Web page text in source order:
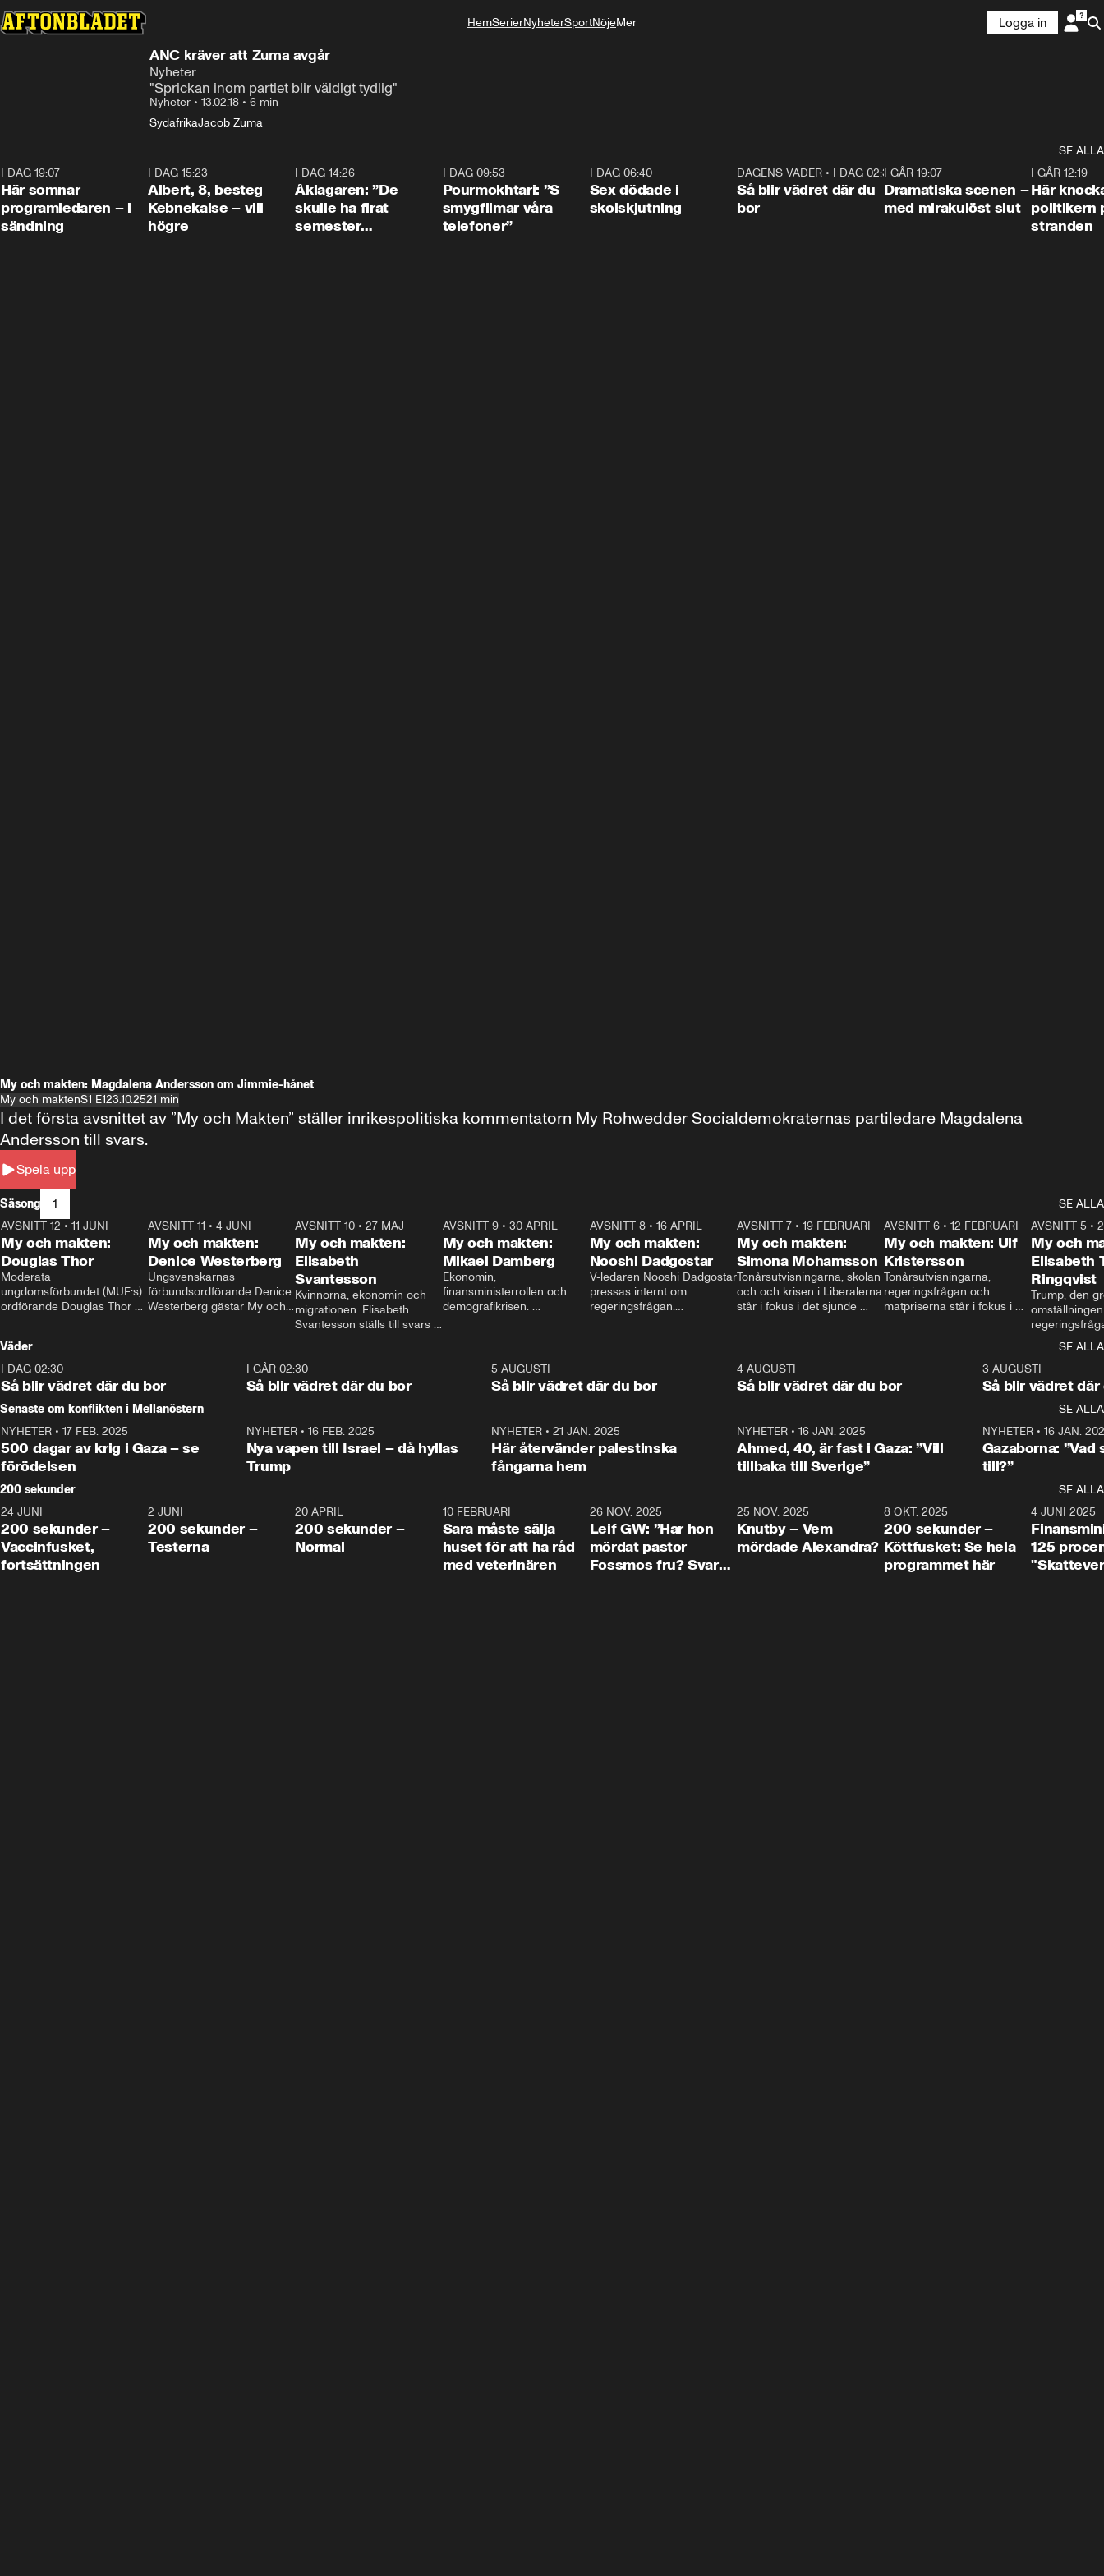
HemSerierNyheterSportNöjeMer
Logga in
ANC kräver att Zuma avgår
Nyheter
"Sprickan inom partiet blir väldigt tydlig"
Nyheter • 13.02.18 • 6 min
SydafrikaJacob Zuma
SE ALLA
I DAG 19:07
Här somnar
programledaren – i
sändning
I DAG 15:23
Albert, 8, besteg
Kebnekaise – vill
högre
I DAG 14:26
Åklagaren: ”De
skulle ha firat
semester
I DAG 09:53
Pourmokhtari: ”S
smygfilmar våra
telefoner”
I DAG 06:40
Sex dödade i
skolskjutning
1:06
DAGENS VÄDER• I DAG 02:30
Så blir vädret där du
bor
I GÅR 19:07
Dramatiska scenen –
med mirakulöst slut
I GÅR 12:19
Här
politikern
stranden
My och makten: Magdalena Andersson om Jimmie-hånet
My och maktenS1 E123.10.2521 min
Spela upp
I det första avsnittet av ”My och Makten” ställer inrikespolitiska kommentatorn My Rohwedder Socialdemokraternas partiledare Magdalena
Andersson till svars.
Säsong 1
SE ALLA
26:27
AVSNITT 12 • 11 JUNI
My och makten:
Douglas Thor
Moderata
ungdomsförbundet (MUF:s)
ordförande Douglas Thor
tonårsutvisningarna och hur
Moderaterna ska locka
väljare till valet i höst.
23:40
AVSNITT 11 •4 JUNI
My och makten:
Denice Westerberg
Ungsvenskarnas
förbundsordförande Denice
Westerberg gästar My och
AVSNITT 10 •27 MAJ
My och makten:
Elisabeth
Svantesson
Kvinnorna, ekonomin och
migrationen. Elisabeth
Svantesson ställs till svars
AVSNITT 9• 30 APRIL
My och makten:
Mikael Damberg
Ekonomin,
finansministerrollen och
demografikrisen.
och Makten.
AVSNITT 8• 16 APRIL
My och makten:
Nooshi Dadgostar
V-ledaren Nooshi Dadgostar
pressas internt om
regeringsfrågan.
– Vi ställer upp i val. Ska vi
vara med så sitter vi förstås
24:30
AVSNITT 7• 19 FEBRUARI
My och makten:
Simona Mohamsson
Tonårsutvisningarna, skolan
och och krisen i Liberalerna
står i fokus i det sjunde
kommentator My
Rohwedder ställer
utbildnings- och
Mohamsson till svars.
27:30
AVSNITT 6 •12 FEBRUARI
My och makten: Ulf
Kristersson
Tonårsutvisningarna,
regeringsfrågan och
matpriserna står i fokus i
Rohwedder ställer
statsminister Ulf Kristersson
AVSNITT 5 •
My och
Elisabeth
Ringqvist
Trump, den
centrum i
avsnittet av
Makten”. Se
Aftonbladets
Rohwedder
Thand Ring
Väder
SE ALLA
I DAG 02:30
Så blir vädret där du bor
1:06
I GÅR 02:30
Så blir vädret där du bor
5 AUGUSTI
Så blir vädret där du bor
4 AUGUSTI
Så blir vädret där du bor
3 AUGUSTI
Så blir vädret där
Senaste om konflikten i Mellanöstern
SE ALLA
NYHETER • 17 FEB. 2025
500 dagar av krig i Gaza – se
förödelsen
NYHETER• 16 FEB. 2025
Nya vapen till Israel – då hyllas
Trump
NYHETER •21 JAN. 2025
Här återvänder palestinska
fångarna hem
NYHETER• 16 JAN. 2025
Ahmed, 40, är fast i Gaza: ”Vill
tillbaka till Sverige”
NYHETER• 16 JAN.
Gazaborna:
till?”
200 sekunder
SE ALLA
5:00
24 JUNI
200 sekunder –
Vaccinfusket,
fortsättningen
4:23
2 JUNI
200 sekunder –
Testerna
20 APRIL
200 sekunder –
Normal
10 FEBRUARI
Sara måste sälja
huset för att ha råd
med veterinären
26 NOV. 2025
Leif GW: ”Har hon
mördat pastor
Fossmos fru? Svar
31:05
25 NOV. 2025
Knutby – Vem
mördade Alexandra?
4:29
8 OKT. 2025
200 sekunder –
Köttfusket: Se hela
programmet här
4 JUNI 2025
125